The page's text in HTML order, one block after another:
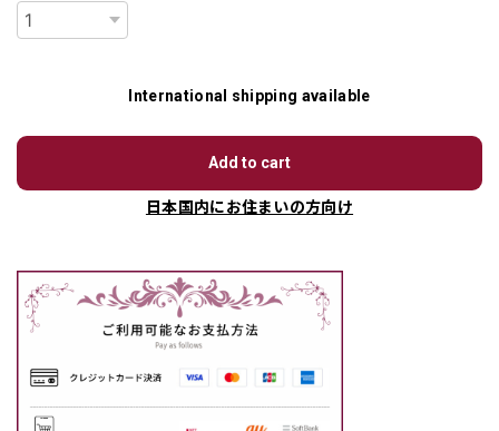
International shipping available
Add to cart
日本国内にお住まいの方向け